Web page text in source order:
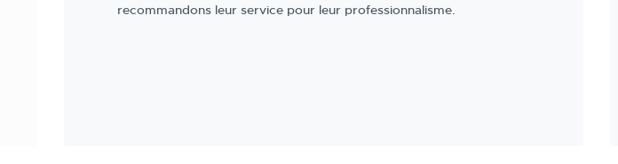
bons éléments composent cette équipe. Nous recommandons!